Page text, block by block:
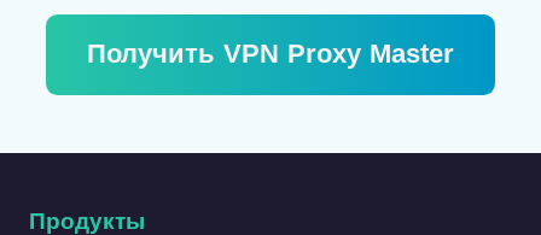
Получить VPN Proxy Master
Продукты